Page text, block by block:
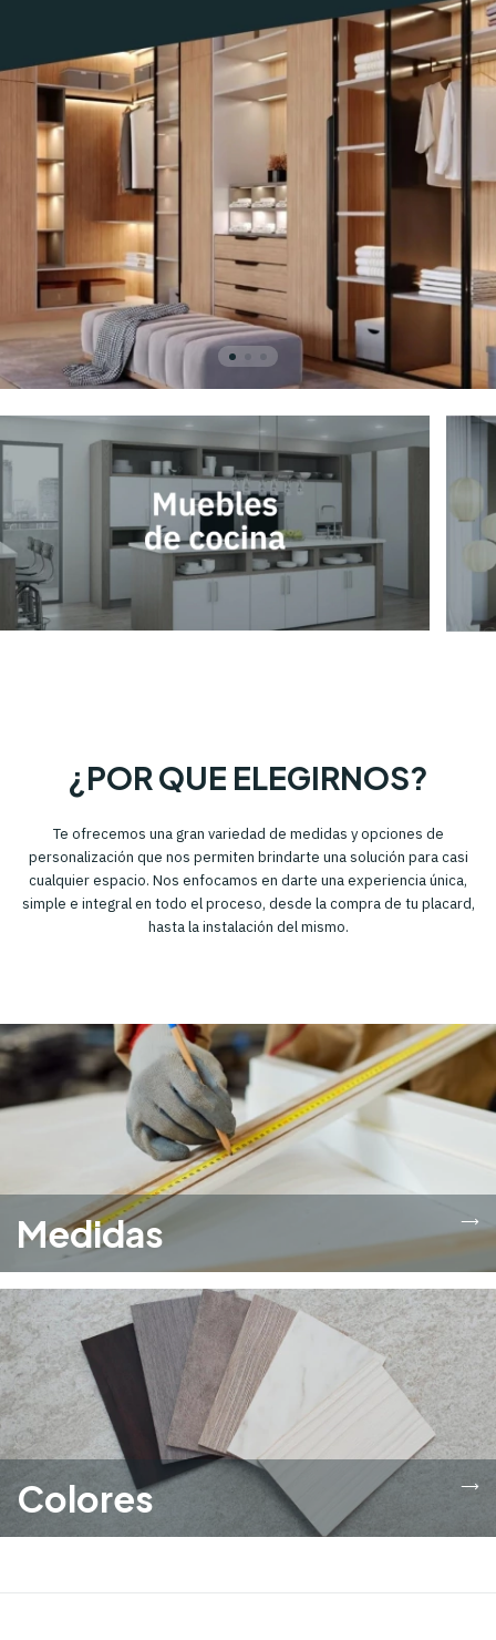
¿POR QUE ELEGIRNOS?
Te ofrecemos una gran variedad de medidas y opciones de
personalización que nos permiten brindarte una solución para casi
cualquier espacio. Nos enfocamos en darte una experiencia única,
simple e integral en todo el proceso, desde la compra de tu placard,
hasta la instalación del mismo.
Medidas
Colores